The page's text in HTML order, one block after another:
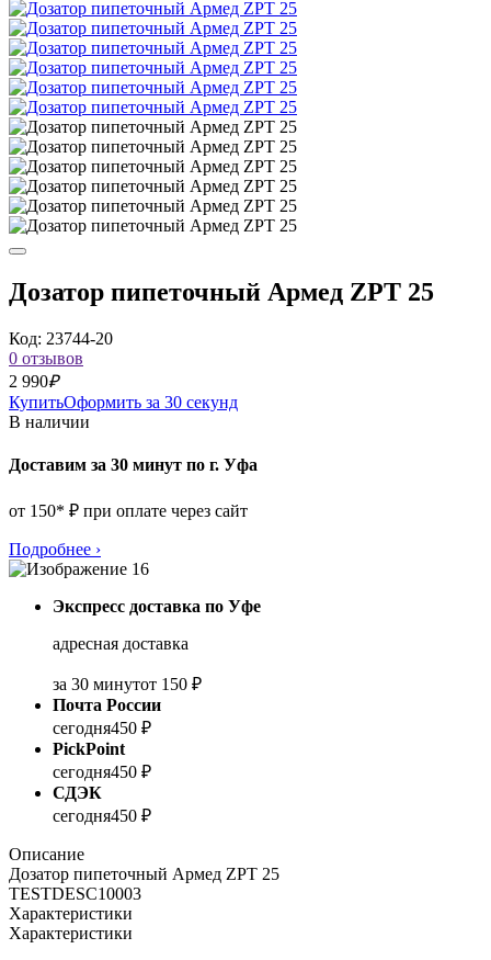
Дозатор пипеточный Армед ZPT 25
Код: 23744-20
0 отзывов
2 990₽
КупитьОформить за 30 секунд
В наличии
Доставим за 30 минут по г. Уфа
от 150* ₽ при оплате через сайт
Подробнее ›
Экспресс доставка по Уфе
адресная доставка
за 30 минутот 150 ₽
Почта России
сегодня450 ₽
PickPoint
сегодня450 ₽
СДЭК
сегодня450 ₽
Описание
Дозатор пипеточный Армед ZPT 25
TESTDESC10003
Характеристики
Характеристики